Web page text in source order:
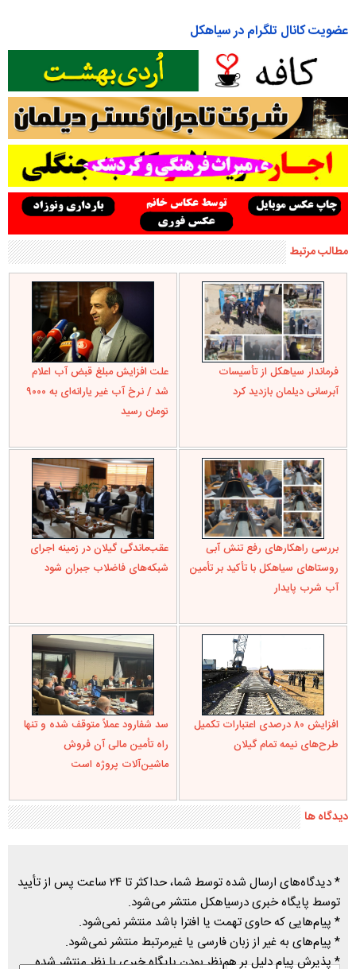
عضویت کانال تلگرام در سیاهکل
مطالب مرتبط
فرماندار سیاهکل از تأسیسات
آبرسانی دیلمان بازدید کرد
علت افزایش مبلغ قبض آب اعلام
شد / نرخ آب غیر یارانه‌ای به ۹۰۰۰
تومان رسید
بررسی راهکارهای رفع تنش آبی
روستاهای سیاهکل با تأکید بر تأمین
آب شرب پایدار
عقب‌ماندگی گیلان در زمینه اجرای
شبکه‌های فاضلاب جبران شود
افزایش ۸۰ درصدی اعتبارات تکمیل
طرح‌های نیمه تمام گیلان
سد شفارود عملاً متوقف شده و تنها
راه تأمین مالی آن فروش
ماشین‌آلات پروژه است
دیدگاه ها
* دیدگاه‌های ارسال شده توسط شما، حداکثر تا ۲۴ ساعت پس از تأیید
توسط پایگاه خبری درسیاهکل منتشر می‌شود.
* پیام‌هایی که حاوی تهمت یا افترا باشد منتشر نمی‌شود.
* پیام‌های به غیر از زبان فارسی یا غیرمرتبط منتشر نمی‌شود.
* پذیرش پیام دلیل بر هم‌نظر بودن پایگاه خبری با نظر منتشر شده